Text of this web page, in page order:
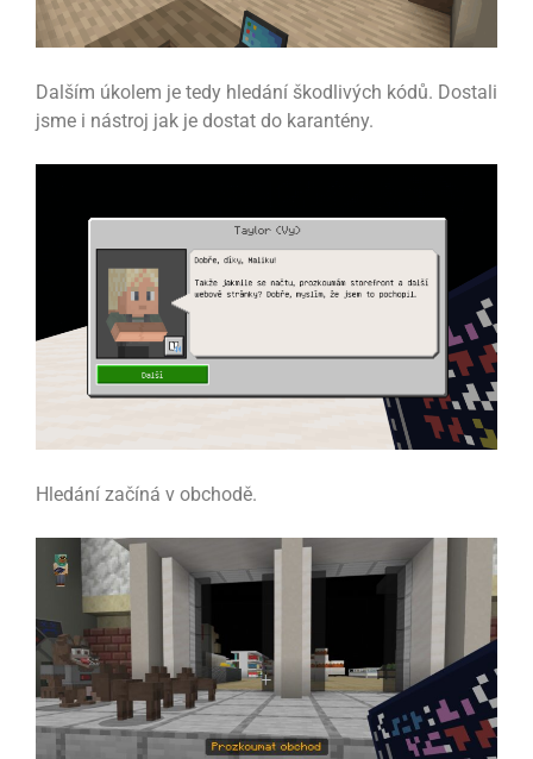
Dalším úkolem je tedy hledání škodlivých kódů. Dostali
jsme i nástroj jak je dostat do karantény.
Hledání začíná v obchodě.